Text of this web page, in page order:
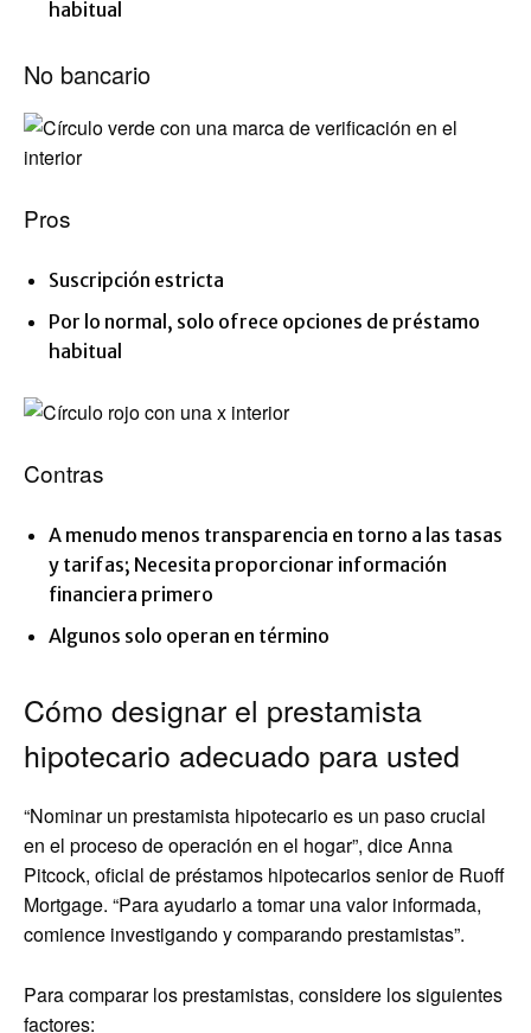
habitual
No bancario
Pros
Suscripción estricta
Por lo normal, solo ofrece opciones de préstamo
habitual
Contras
A menudo menos transparencia en torno a las tasas
y tarifas; Necesita proporcionar información
financiera primero
Algunos solo operan en término
Cómo designar el prestamista
hipotecario adecuado para usted
“Nominar un prestamista hipotecario es un paso crucial
en el proceso de operación en el hogar”, dice Anna
Pitcock, oficial de préstamos hipotecarios senior de Ruoff
Mortgage. “Para ayudarlo a tomar una valor informada,
comience investigando y comparando prestamistas”.
Para comparar los prestamistas, considere los siguientes
factores: